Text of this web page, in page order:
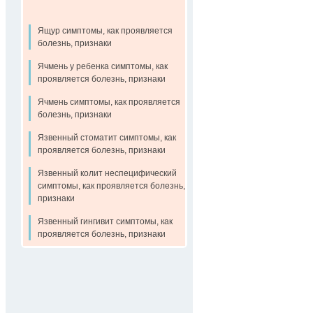
Ящур симптомы, как проявляется
болезнь, признаки
Ячмень у ребенка симптомы, как
проявляется болезнь, признаки
Ячмень симптомы, как проявляется
болезнь, признаки
Язвенный стоматит симптомы, как
проявляется болезнь, признаки
Язвенный колит неспецифический
симптомы, как проявляется болезнь,
признаки
Язвенный гингивит симптомы, как
проявляется болезнь, признаки